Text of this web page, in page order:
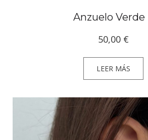
Anzuelo Verde II
50,00 €
LEER MÁS